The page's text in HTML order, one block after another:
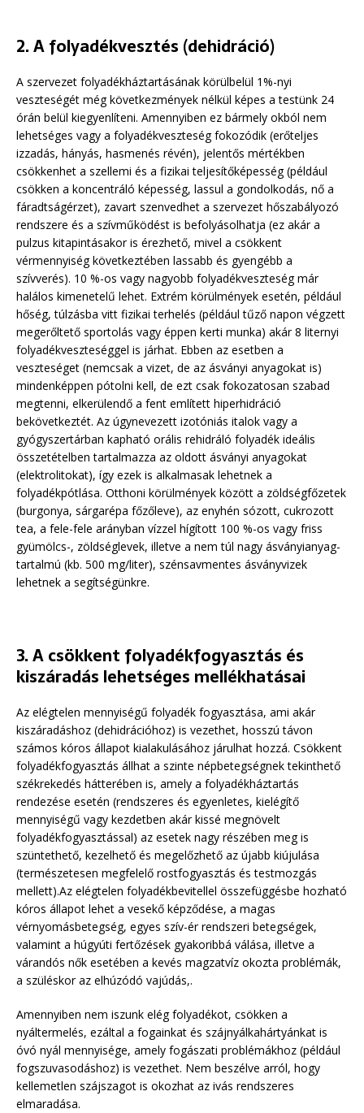
2. A folyadékvesztés (dehidráció)
A szervezet folyadékháztartásának körülbelül 1%-nyi
veszteségét még következmények nélkül képes a testünk 24
órán belül kiegyenlíteni. Amennyiben ez bármely okból nem
lehetséges vagy a folyadékveszteség fokozódik (erőteljes
izzadás, hányás, hasmenés révén), jelentős mértékben
csökkenhet a szellemi és a fizikai teljesítőképesség (például
csökken a koncentráló képesség, lassul a gondolkodás, nő a
fáradtságérzet), zavart szenvedhet a szervezet hőszabályozó
rendszere és a szívműködést is befolyásolhatja (ez akár a
pulzus kitapintásakor is érezhető, mivel a csökkent
vérmennyiség következtében lassabb és gyengébb a
szívverés). 10 %-os vagy nagyobb folyadékveszteség már
halálos kimenetelű lehet. Extrém körülmények esetén, például
hőség, túlzásba vitt fizikai terhelés (például tűző napon végzett
megerőltető sportolás vagy éppen kerti munka) akár 8 liternyi
folyadékveszteséggel is járhat. Ebben az esetben a
veszteséget (nemcsak a vizet, de az ásványi anyagokat is)
mindenképpen pótolni kell, de ezt csak fokozatosan szabad
megtenni, elkerülendő a fent említett hiperhidráció
bekövetkeztét. Az úgynevezett izotóniás italok vagy a
gyógyszertárban kapható orális rehidráló folyadék ideális
összetételben tartalmazza az oldott ásványi anyagokat
(elektrolitokat), így ezek is alkalmasak lehetnek a
folyadékpótlása. Otthoni körülmények között a zöldségfőzetek
(burgonya, sárgarépa főzőleve), az enyhén sózott, cukrozott
tea, a fele-fele arányban vízzel hígított 100 %-os vagy friss
gyümölcs-, zöldséglevek, illetve a nem túl nagy ásványianyag-
tartalmú (kb. 500 mg/liter), szénsavmentes ásványvizek
lehetnek a segítségünkre.
3. A csökkent folyadékfogyasztás és
kiszáradás lehetséges mellékhatásai
Az elégtelen mennyiségű folyadék fogyasztása, ami akár
kiszáradáshoz (dehidrációhoz) is vezethet, hosszú távon
számos kóros állapot kialakulásához járulhat hozzá. Csökkent
folyadékfogyasztás állhat a szinte népbetegségnek tekinthető
székrekedés hátterében is, amely a folyadékháztartás
rendezése esetén (rendszeres és egyenletes, kielégítő
mennyiségű vagy kezdetben akár kissé megnövelt
folyadékfogyasztással) az esetek nagy részében meg is
szüntethető, kezelhető és megelőzhető az újabb kiújulása
(természetesen megfelelő rostfogyasztás és testmozgás
mellett).Az elégtelen folyadékbevitellel összefüggésbe hozható
kóros állapot lehet a vesekő képződése, a magas
vérnyomásbetegség, egyes szív-ér rendszeri betegségek,
valamint a húgyúti fertőzések gyakoribbá válása, illetve a
várandós nők esetében a kevés magzatvíz okozta problémák,
a szüléskor az elhúzódó vajúdás,.
Amennyiben nem iszunk elég folyadékot, csökken a
nyáltermelés, ezáltal a fogainkat és szájnyálkahártyánkat is
óvó nyál mennyisége, amely fogászati problémákhoz (például
fogszuvasodáshoz) is vezethet. Nem beszélve arról, hogy
kellemetlen szájszagot is okozhat az ivás rendszeres
elmaradása.